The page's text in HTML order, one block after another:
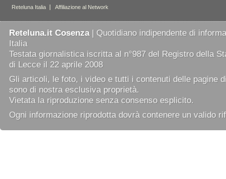
Reteluna.it Cosenza| Quotidiano indipendente di
Italia
Testata giornalistica iscritta al n°987 del Registro della
di Lecce il 22 aprile 2008
Gli articoli, le foto, i video e tutti i contenuti delle pagine
sono di nostra esclusiva proprietà.
Vietata la riproduzione senza consenso esplicito.
Ogni informazione riprodotta dovrà contenere un valido